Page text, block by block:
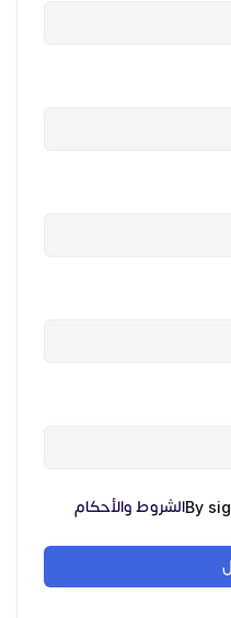
Byالشروط والأحكام